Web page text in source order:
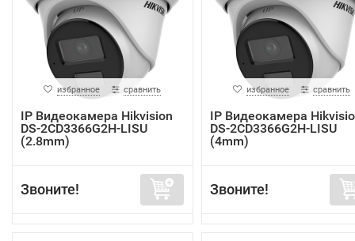
избранное сравнить
IP Видеокамера Hikvision
DS-2CD3366G2H-LISU
(2.8mm)
Звоните!
избранное сравнить
IP Видеокамера
DS-2CD3366G2H-LISU
(4mm)
Звоните!